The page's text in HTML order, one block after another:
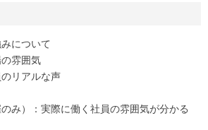
について
の雰囲気
のリアルな声
み）：実際に働く社員の雰囲気が分かる